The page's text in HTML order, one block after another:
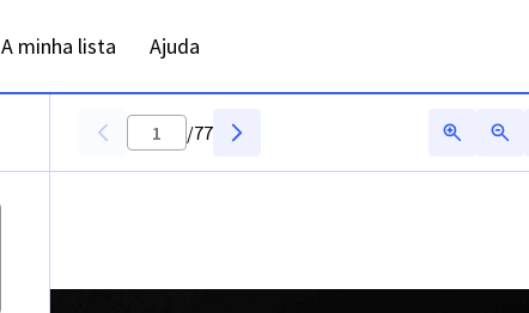
A minha lista Ajuda
/77